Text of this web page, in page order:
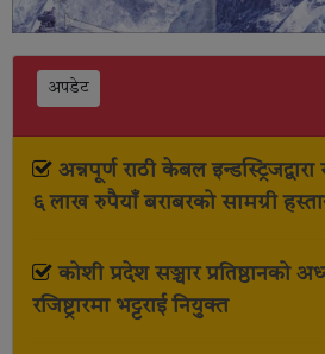
अपडेट
अन्नपूर्ण राठी केबल
६ लाख रुपैयाँ बराबरको सामग्री
कोशी प्रदेश सञ्चार प्रतिष्ठानको
रजिष्ट्रारमा भट्टराई नियुक्त